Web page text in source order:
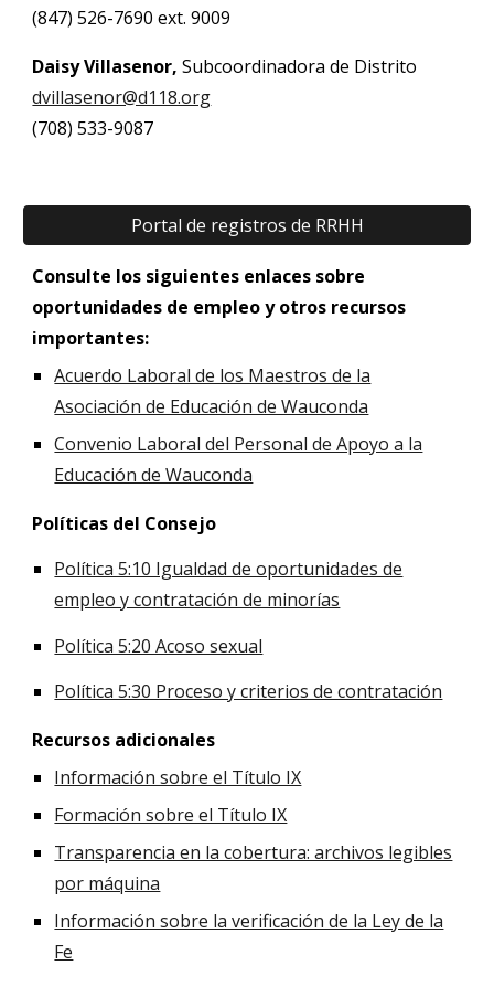
(847) 526-7690 ext. 9009
Daisy Villasenor,Subcoordinadora de Distrito
dvillasenor@d118.org
(708) 533-9087
Portal de registros de RRHH
Consulte los siguientes enlaces sobre
oportunidades de empleo y otros recursos
importantes:
Acuerdo Laboral de los Maestros de la
Asociación de Educación de Wauconda
Convenio Laboral del Personal de Apoyo a la
Educación de Wauconda
Políticas del Consejo
Política 5:10 Igualdad de oportunidades de
empleo y contratación de minorías
Política 5:20 Acoso sexual
Política 5:30 Proceso y criterios de contratación
Recursos adicionales
Información sobre el Título IX
Formación sobre el Título IX
Transparencia en la cobertura: archivos legibles
por máquina
Información sobre la verificación de la Ley de la
Fe